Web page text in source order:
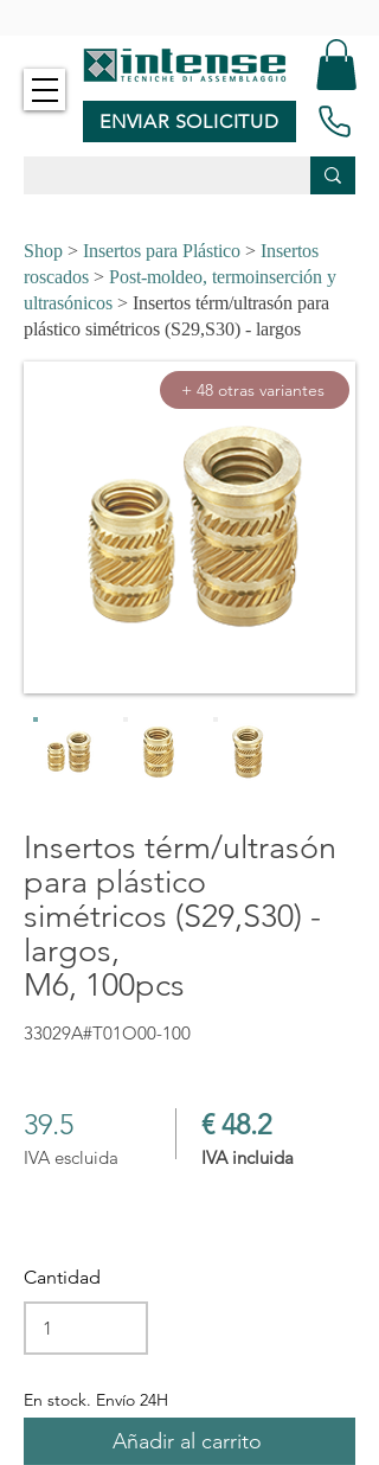
ENVIAR SOLICITUD
Shop > Insertos para Plástico > Insertos
roscados > Post-moldeo, termoinserción y
ultrasónicos > Insertos térm/ultrasón para
plástico simétricos (S29,S30) - largos
+ 48 otras variantes
Insertos térm/ultrasón
para plástico
simétricos (S29,S30) -
largos,
M6, 100pcs
33029A#T01O00-100
39.5
IVA escluida
€ 48.2
IVA incluida
Cantidad
En stock. Envío 24H
Añadir al carrito